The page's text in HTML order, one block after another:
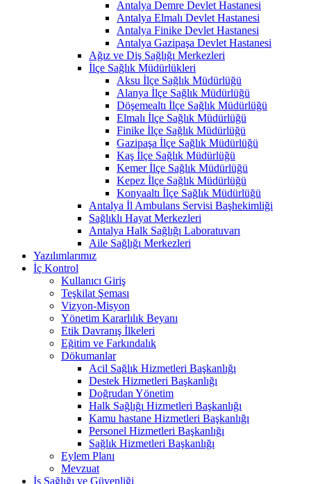
Antalya Demre Devlet Hastanesi
Antalya Elmalı Devlet Hastanesi
Antalya Finike Devlet Hastanesi
Antalya Gazipaşa Devlet Hastanesi
Ağız ve Diş Sağlığı Merkezleri
İlçe Sağlık Müdürlükleri
Aksu İlçe Sağlık Müdürlüğü
Alanya İlçe Sağlık Müdürlüğü
Döşemealtı İlçe Sağlık Müdürlüğü
Elmalı İlçe Sağlık Müdürlüğü
Finike İlçe Sağlık Müdürlüğü
Gazipaşa İlçe Sağlık Müdürlüğü
Kaş İlçe Sağlık Müdürlüğü
Kemer İlçe Sağlık Müdürlüğü
Kepez İlçe Sağlık Müdürlüğü
Konyaaltı İlçe Sağlık Müdürlüğü
Antalya İl Ambulans Servisi Başhekimliği
Sağlıklı Hayat Merkezleri
Antalya Halk Sağlığı Laboratuvarı
Aile Sağlığı Merkezleri
Yazılımlarımız
İç Kontrol
Kullanıcı Giriş
Teşkilat Şeması
Vizyon-Misyon
Yönetim Kararlılık Beyanı
Etik Davranış İlkeleri
Eğitim ve Farkındalık
Dökumanlar
Acil Sağlık Hizmetleri Başkanlığı
Destek Hizmetleri Başkanlığı
Doğrudan Yönetim
Halk Sağlığı Hizmetleri Başkanlığı
Kamu hastane Hizmetleri Başkanlığı
Personel Hizmetleri Başkanlığı
Sağlık Hizmetleri Başkanlığı
Eylem Planı
Mevzuat
İş Sağlığı ve Güvenliği